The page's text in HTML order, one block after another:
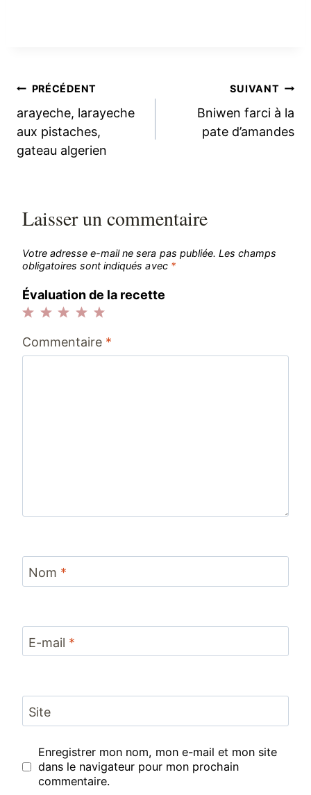
Navigation
de
l’article
PRÉCÉDENT
arayeche, larayeche
aux pistaches,
gateau algerien
SUIVANT
Bniwen farci à la
pate d’amandes
Laisser un commentaire
Votre adresse e-mail ne sera pas publiée. Les champs
obligatoires sont indiqués avec *
Évaluation de la recette
étoiles
étoiles
étoiles
étoiles
étoile
Commentaire *
Nom *
E-mail *
Site
Enregistrer mon nom, mon e-mail et mon site
dans le navigateur pour mon prochain
commentaire.